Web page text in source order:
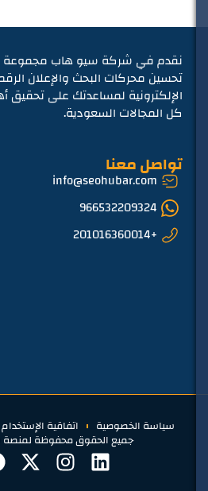
نقدم في شركة سيو هاب مجموعة
تحسين محركات البحث والإعلان
الإلكترونية لمساعدتك على تحقيق
كل المجالات السعودية.
تواصل معنا
info@seohubar.com
966532209324
+201016360014
سياسة الخصوصية اتفاقية الإستخدام
جميع الحقوق محفوظة لمنصة سيو